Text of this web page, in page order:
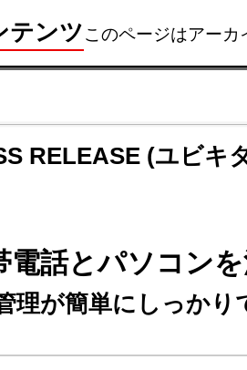
テンツこのページはアー
RELEASE (ユビキ
電話とパソコン
理が簡単にしっか